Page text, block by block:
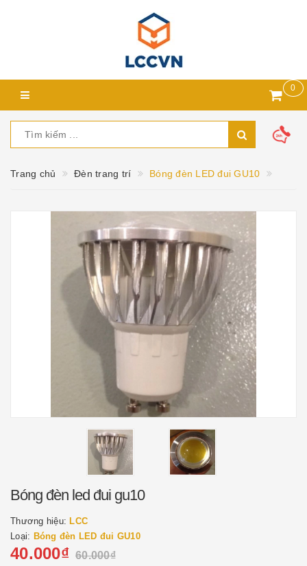
0
Trang chủ Đèn trang trí Bóng đèn LED đui GU10
Bóng đèn led đui gu10
Thương hiệu: LCC
Loại: Bóng đèn LED đui GU10
40.000₫ 60.000₫